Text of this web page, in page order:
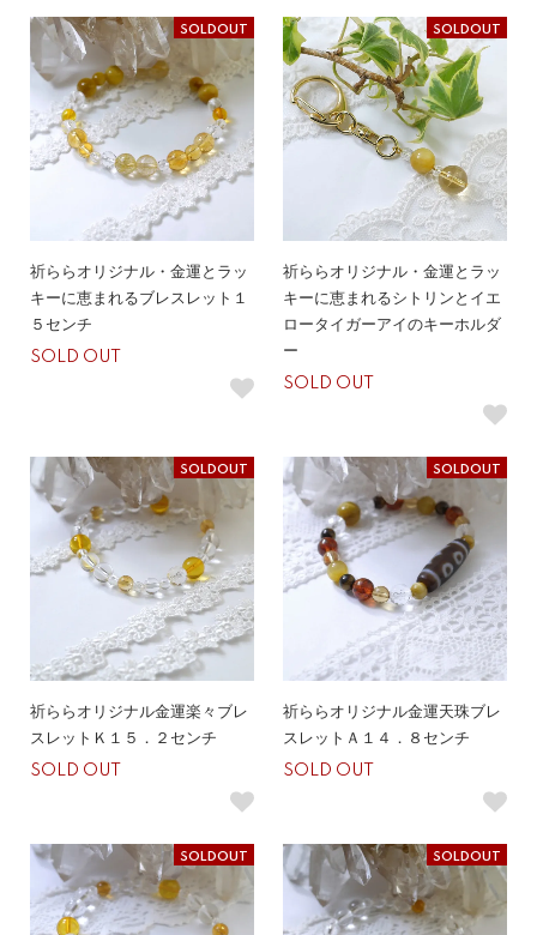
SOLDOUT
祈ららオリジナル・金運とラッ
キーに恵まれるブレスレット１
５センチ
SOLD OUT
SOLDOUT
祈ららオリジナル・金運とラッ
キーに恵まれるシトリンとイエ
ロータイガーアイのキーホルダ
ー
SOLD OUT
SOLDOUT
祈ららオリジナル金運楽々ブレ
スレットＫ１５．２センチ
SOLD OUT
SOLDOUT
祈ららオリジナル金運天珠ブレ
スレットＡ１４．８センチ
SOLD OUT
SOLDOUT SOLDOUT